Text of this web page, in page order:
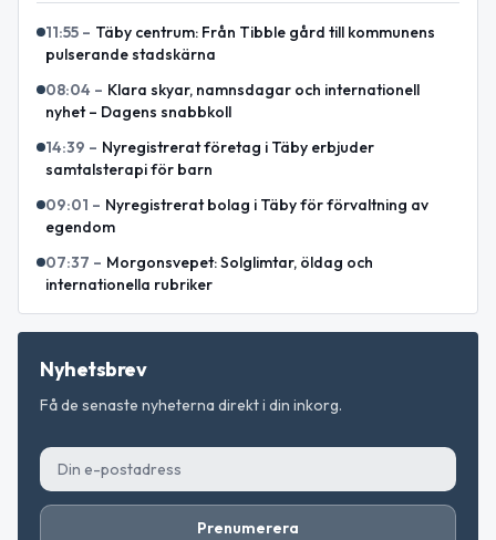
11:55 – Täby centrum: Från Tibble gård till kommunens
pulserande stadskärna
08:04 – Klara skyar, namnsdagar och internationell
nyhet – Dagens snabbkoll
14:39 – Nyregistrerat företag i Täby erbjuder
samtalsterapi för barn
09:01 – Nyregistrerat bolag i Täby för förvaltning av
egendom
07:37 – Morgonsvepet: Solglimtar, öldag och
internationella rubriker
Nyhetsbrev
Få de senaste nyheterna direkt i din inkorg.
Prenumerera